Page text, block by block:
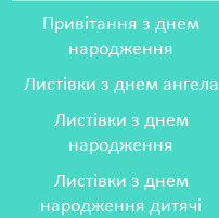
Привітання з днем
народження
Листівки з днем ангела
Листівки з днем
народження
Листівки з днем
народження дитячі